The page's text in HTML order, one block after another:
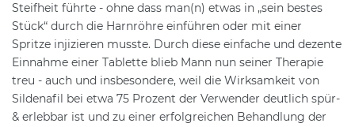
Steifheit führte - ohne dass man(n) etwas in „sein bestes
Stück“ durch die Harnröhre einführen oder mit einer
Spritze injizieren musste. Durch diese einfache und dezente
Einnahme einer Tablette blieb Mann nun seiner Therapie
treu - auch und insbesondere, weil die Wirksamkeit von
Sildenafil bei etwa 75 Prozent der Verwender deutlich spür-
& erlebbar ist und zu einer erfolgreichen Behandlung der